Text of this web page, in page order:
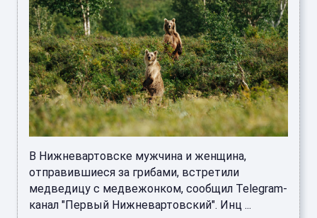
В Нижневартовске мужчина и женщина,
отправившиеся за грибами, встретили
медведицу с медвежонком, сообщил Telegram-
канал "Первый Нижневартовский". Инц ...